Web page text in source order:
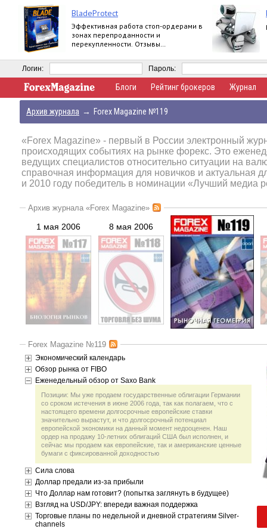
BladeProtect
Эффективная работа стоп-ордерами в
зонах перепроданности и
перекупленности. Отзывы
https://www.mql5.com/ru/market/product/8739#
Логин: Пароль:
Блоги Рейтинг брокеров Журнал
Архив журнала → Forex Magazine №119
«Forex Magazine» - первый в России электронный
происходящих событиях на рынке форекс. Это
ведущих специалистов относительно ситуации на
справочная информация для новичков и актуальная
и 2010 году победитель в номинации «Лучший медиа
Архив журнала «Forex Magazine»
1 мая 2006 8 мая 2006
Forex Magazine №119
Экономический календарь
Обзор рынка от FIBO
Еженедельный обзор от Saxo Bank
Позиции: Мы уже продаем государственные облигации Германии
со сроком истечения в июне 2006 года, так как полагаем, что с
настоящего времени долгосрочные европейские ставки
значительно вырастут, и что долгосрочный потенциал
европейской экономики на данный момент недооценен. Наш
ордер на продажу 10-летних облигаций США был исполнен, и
сейчас мы продаем как европейские, так и американские ценные
бумаги с фиксированной доходностью
Сила слова
Доллар предали из-за прибыли
Что Доллар нам готовит? (попытка заглянуть в будущее)
Взгляд на USD/JPY: впереди важная поддержка
Торговые планы по недельной и дневной стратегиям Silver-
channels